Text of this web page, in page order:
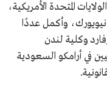
المتحدة الأمريكية،
وأكمل عددًا
وكلية لندن
في أرامكو السعودية